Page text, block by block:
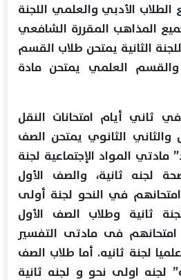
الأدبي والعلمي اللجنة
المذاهب المقررة الشافعي
الثانية يمتحن طلاب القسم
والقسم العلمي يمتحن مادة
ثاني أيام امتحانات النقل
والثاني الثانوي يمتحن الصف
مادتي المواد الإجتماعية لجنة
لجنه ثانية، والصف الأول
امتحانهم في النحو لجنة أولى
ثانية وطلاب الصف الأول
فى مادتى التفسير
لجنة ثانيه. أما طلاب الصف
لجنه اولى نحو و لجنه ثانية